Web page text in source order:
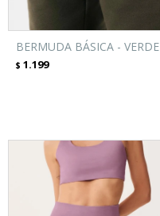
BERMUDA BÁSICA - VERDE
$ 1.199